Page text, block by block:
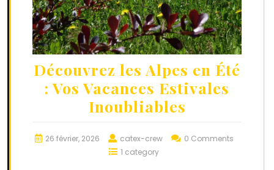
Découvrez les Alpes en Été
: Vos Vacances Estivales
Inoubliables
26 février, 2026 catex-crew
0 Comments
1 category